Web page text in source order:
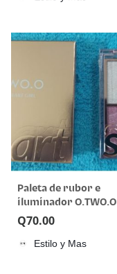
Paleta de rubor e
iluminador O.TWO.O
Q70.00
Estilo y Mas